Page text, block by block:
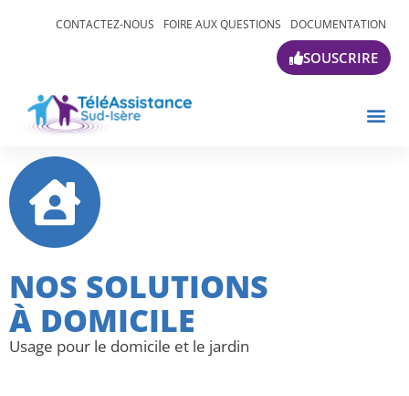
CONTACTEZ-NOUS FOIRE AUX QUESTIONS DOCUMENTATION
SOUSCRIRE
NOS SOLUTIONS
À DOMICILE
Usage pour le domicile et le jardin